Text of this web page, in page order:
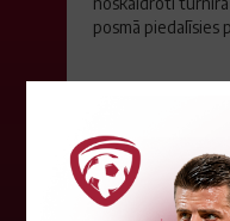
posmā piedalīsies